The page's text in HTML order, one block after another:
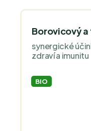
Borovicový
synergické
zdraví a imunitu
BIO